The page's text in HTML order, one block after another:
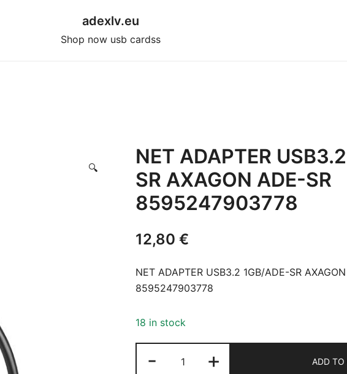
adexlv.eu
Shop now usb cardss
🔍
NET ADAPTER
SR AXAGON ADE-SR
8595247903778
12,80 €
NET ADAPTER USB3.2 1GB/ADE-SR
8595247903778
18 in stock
-
ADAPTER
+ ADD TO